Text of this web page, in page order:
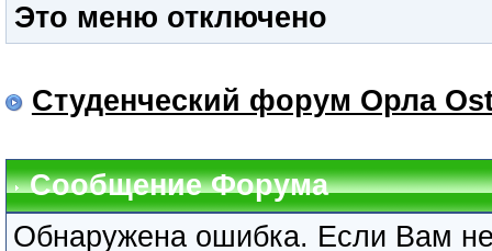
Это меню отключено
Студенческий форум Орла
Сообщение Форума
Обнаружена ошибка. Если Вам